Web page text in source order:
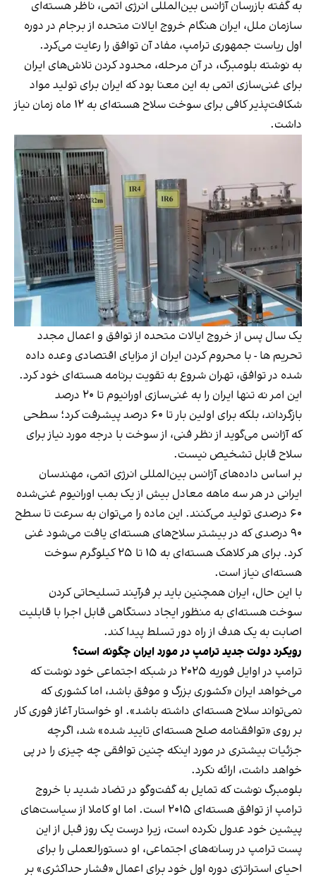
به گفته بازرسان آژانس بین‌المللی انرژی اتمی، ناظر هسته‌ای
سازمان ملل، ایران هنگام خروج ایالات متحده از برجام در دوره
اول ریاست جمهوری ترامپ، مفاد آن توافق را رعایت می‌کرد.
به نوشته بلومبرگ، در آن مرحله، محدود کردن تلاش‌های ایران
برای غنی‌سازی اتمی به این معنا بود که ایران برای تولید مواد
شکافت‌پذیر کافی برای سوخت سلاح هسته‌ای به ۱۲ ماه زمان نیاز
داشت.
یک سال پس از خروج ایالات متحده از توافق و اعمال مجدد
تحریم ها - با محروم کردن ایران از مزایای اقتصادی وعده داده
شده در توافق، تهران شروع به تقویت برنامه هسته‌ای خود کرد.
این امر نه تنها ایران را به غنی‌سازی اورانیوم تا ۲۰ درصد
بازگرداند، بلکه برای اولین بار تا ۶۰ درصد پیشرفت کرد؛ سطحی
که آژانس می‌گوید از نظر فنی، از سوخت با درجه مورد نیاز برای
سلاح قابل تشخیص نیست.
بر اساس داده‌های آژانس بین‌المللی انرژی اتمی، مهندسان
ایرانی در هر سه ماهه معادل بیش از یک بمب اورانیوم غنی‌شده
۶۰ درصدی تولید می‌کنند. این ماده را می‌توان به سرعت تا سطح
۹۰ درصدی که در بیشتر سلاح‌های هسته‌ای یافت می‌شود غنی
کرد. برای هر کلاهک هسته‌ای به ۱۵ تا ۲۵ کیلوگرم سوخت
هسته‌ای نیاز است.
با این حال، ایران همچنین باید بر فرآیند تسلیحاتی کردن
سوخت هسته‌ای به منظور ایجاد دستگاهی قابل اجرا با قابلیت
اصابت به یک هدف از راه دور تسلط پیدا کند.
رویکرد دولت جدید ترامپ در مورد ایران چگونه است؟
ترامپ در اوایل فوریه ۲۰۲۵ در شبکه اجتماعی خود نوشت که
می‌خواهد ایران «کشوری بزرگ و موفق باشد، اما کشوری که
نمی‌تواند سلاح هسته‌ای داشته باشد». او خواستار آغاز فوری کار
بر روی «توافقنامه صلح هسته‌ای تایید شده» شد، اگرچه
جزئیات بیشتری در مورد اینکه چنین توافقی چه چیزی را در پی
خواهد داشت، ارائه نکرد.
بلومبرگ نوشت که تمایل به گفت‌وگو در تضاد شدید با خروج
ترامپ از توافق هسته‌ای ۲۰۱۵ است. اما او کاملا از سیاست‌‌های
پیشین خود عدول نکرده است، زیرا درست یک روز قبل از این
پست ترامپ در رسانه‌های اجتماعی، او دستورالعملی را برای
احیای استراتژی دوره اول خود برای اعمال «فشار حداکثری» بر